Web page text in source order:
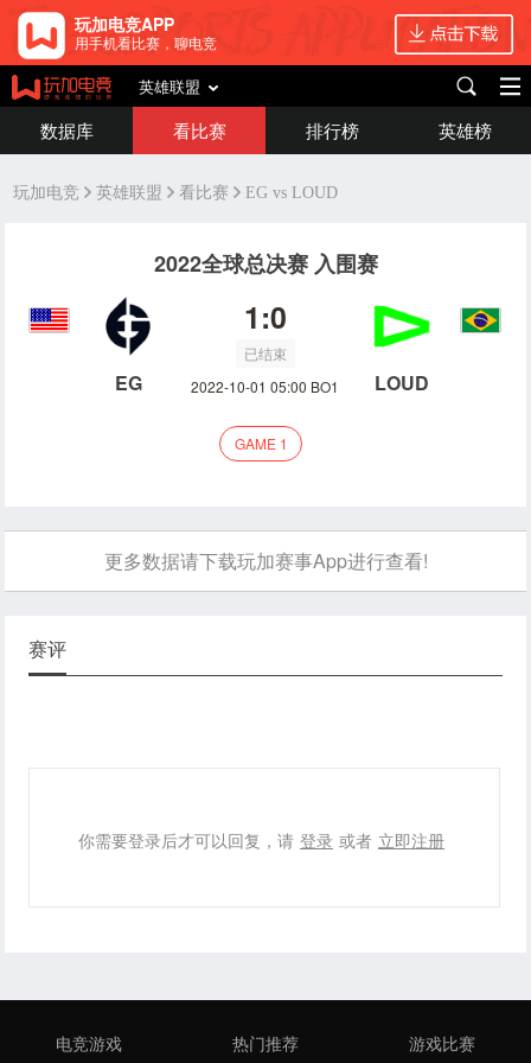
玩加电竞APP
用手机看比赛，聊电竞
英雄联盟
数据库 看比赛 排行榜 英雄榜
玩加电竞 英雄联盟 看比赛 EG vs LOUD
2022全球总决赛 入围赛
EG
1:0
已结束
2022-10-01 05:00 BO1
LOUD
GAME 1
更多数据请下载玩加赛事App进行查看!
赛评
你需要登录后才可以回复，请 登录 或者 立即注册
电竞游戏 热门推荐 游戏比赛